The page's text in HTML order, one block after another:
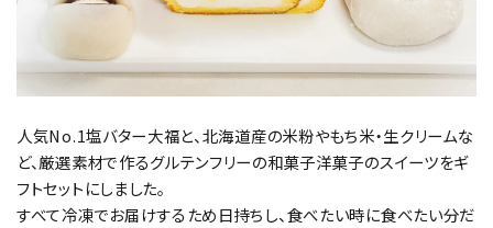
人気No.1塩バター大福と、北海道産の米粉やもち米・生クリームな
ど、厳選素材で作るグルテンフリーの和菓子洋菓子のスイーツをギ
フトセットにしました。
すべて冷凍でお届けするため日持ちし、食べたい時に食べたい分だ